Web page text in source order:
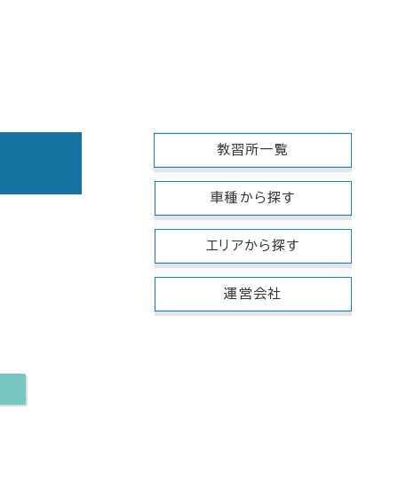
教習所一覧
車種から探す
エリアから探す
運営会社